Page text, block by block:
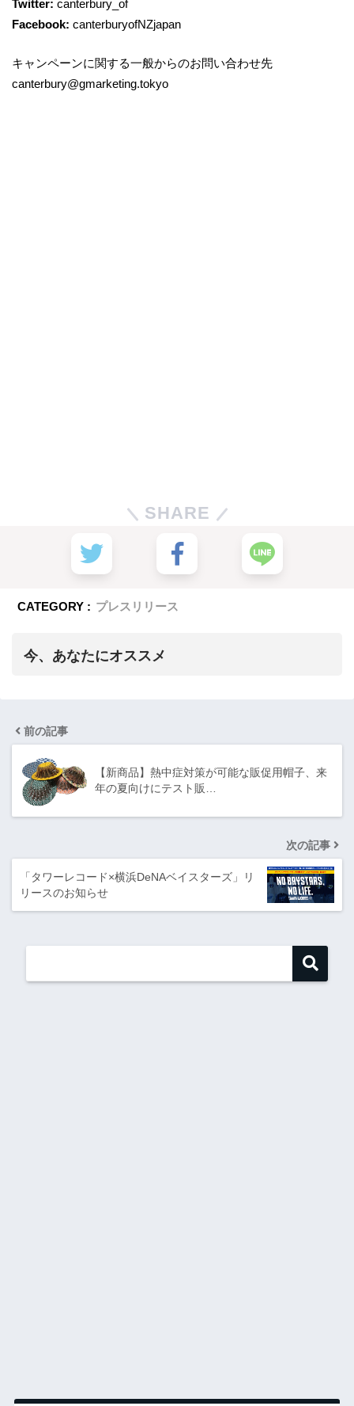
Twitter: canterbury_of
Facebook: canterburyofNZjapan
キャンペーンに関する一般からのお問い合わせ先
canterbury@gmarketing.tokyo
SHARE
CATEGORY : プレスリリース
今、あなたにオススメ
前の記事
【新商品】熱中症対策が可能な販促用帽子、来
年の夏向けにテスト販…
次の記事
「タワーレコード×横浜DeNAベイスターズ」リ
リースのお知らせ